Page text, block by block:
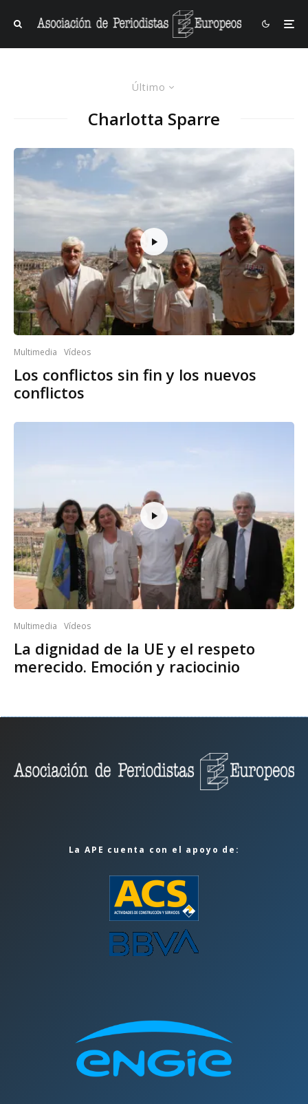
Último
Charlotta Sparre
Multimedia Vídeos
Los conflictos sin fin y los nuevos
conflictos
Multimedia Vídeos
La dignidad de la UE y el respeto
merecido. Emoción y raciocinio
La APE cuenta con el apoyo de: